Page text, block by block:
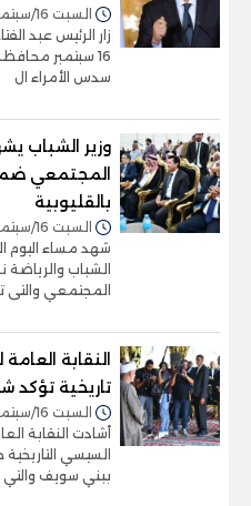
السبت 16/سبتمبر/2023 - 09:37 م
زار الرئيس عبد
16 سبتمبر
سدس الأمراء ال
وزير الشباب
المجتمعي
بالقليوبية
السبت 16/سبتمبر/2023 - 09:31 م
شهد مساء اليوم
الشباب والرياضة
المجتمعي
النقابة
تاريخية تؤكد
السبت 16/سبتمبر/2023 - 08:36 م
أشادت النقابة
السيسي
ببني سويف والتي